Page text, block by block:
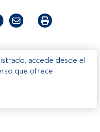
accede desde el
que ofrece